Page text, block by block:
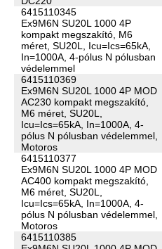
6415110345
Ex9M6N SU20L 1000 4P
kompakt megszakító, M6
méret, SU20L, Icu=Ics=65kA,
In=1000A, 4-pólus N pólusban
védelemmel
6415110369
Ex9M6N SU20L 1000 4P MOD
AC230 kompakt megszakító,
M6 méret, SU20L,
Icu=Ics=65kA, In=1000A, 4-
pólus N pólusban védelemmel,
Motoros
6415110377
Ex9M6N SU20L 1000 4P MOD
AC400 kompakt megszakító,
M6 méret, SU20L,
Icu=Ics=65kA, In=1000A, 4-
pólus N pólusban védelemmel,
Motoros
6415110385